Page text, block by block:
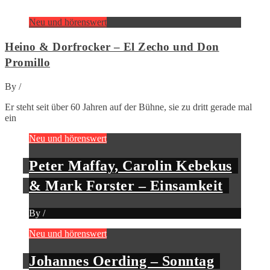
Neu und hörenswert
Heino & Dorfrocker – El Zecho und Don
Promillo
By /
Er steht seit über 60 Jahren auf der Bühne, sie zu dritt gerade mal
ein
Neu und hörenswert
Peter Maffay, Carolin Kebekus
& Mark Forster – Einsamkeit
By /
Neu und hörenswert
Johannes Oerding – Sonntag